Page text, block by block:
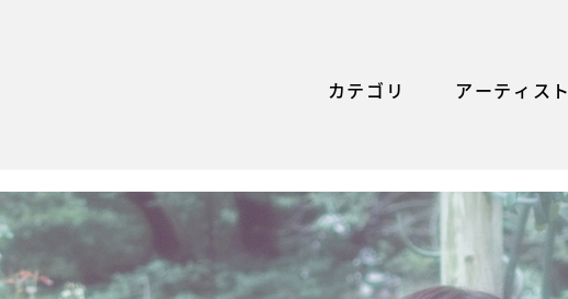
カテゴリ アーティスト